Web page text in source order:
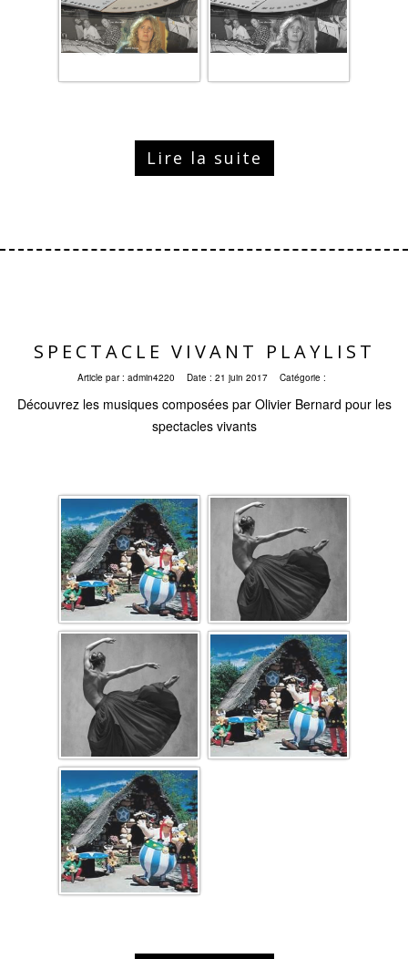
Lire la suite
SPECTACLE VIVANT PLAYLIST
Article par : admin4220 Date : 21 juin 2017 Catégorie :
Découvrez les musiques composées par Olivier Bernard pour les
spectacles vivants